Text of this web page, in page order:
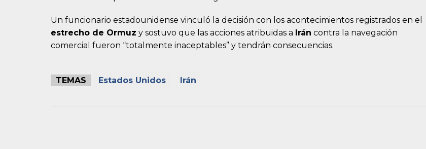
Un funcionario estadounidense vinculó la decisión con los acontecimientos registrados en el
estrecho de Ormuz y sostuvo que las acciones atribuidas a Irán contra la navegación
comercial fueron “totalmente inaceptables” y tendrán consecuencias.
TEMAS Estados Unidos Irán